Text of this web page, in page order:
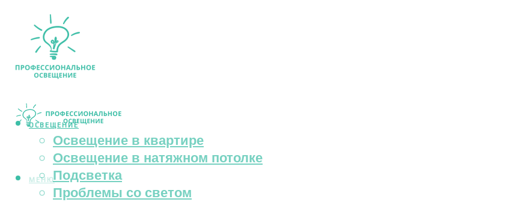
ОСВЕЩЕНИЕ
Освещение в квартире
Освещение в натяжном потолке
Подсветка
Проблемы со светом
МЕНЮ